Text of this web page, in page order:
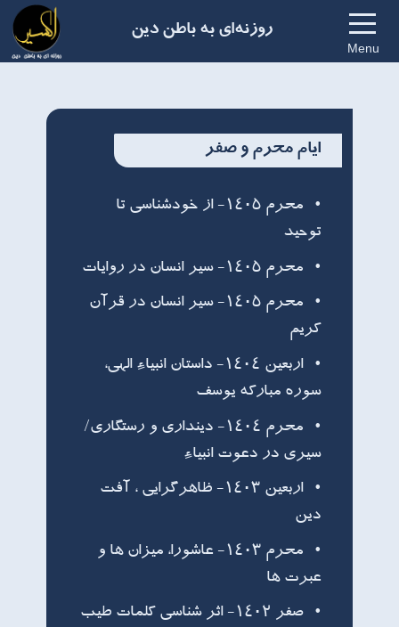
Menu
روزنه‌ای به باطن دین
ایام محرم و صفر
محرم ۱۴۰۵- از خودشناسی تا
توحید
محرم ۱۴۰۵- سیر انسان در روایات
محرم ۱۴۰۵- سیر انسان در قرآن
کریم
اربعین ۱۴۰۴- داستان انبیاء الهی،
سوره مبارکه یوسف
محرم ۱۴۰۴- دینداری و رستگاری/
سیری در دعوت انبیاء
اربعین ۱۴۰۳- ظاهرگرایی ، آفت
دین
محرم ۱۴۰۳- عاشورا، میزان ها و
عبرت ها
صفر ۱۴۰۲- اثر شناسی کلمات طیب